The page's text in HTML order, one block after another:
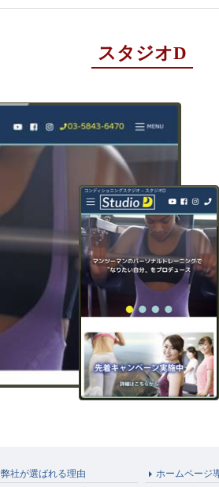
スタジオD
弊社が選ばれる理由
ホームページ